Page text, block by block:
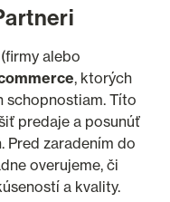
(firmy alebo
, ktorých
schopnostiam. Títo
predaje a posunúť
Pred zaradením do
overujeme, či
a kvality.